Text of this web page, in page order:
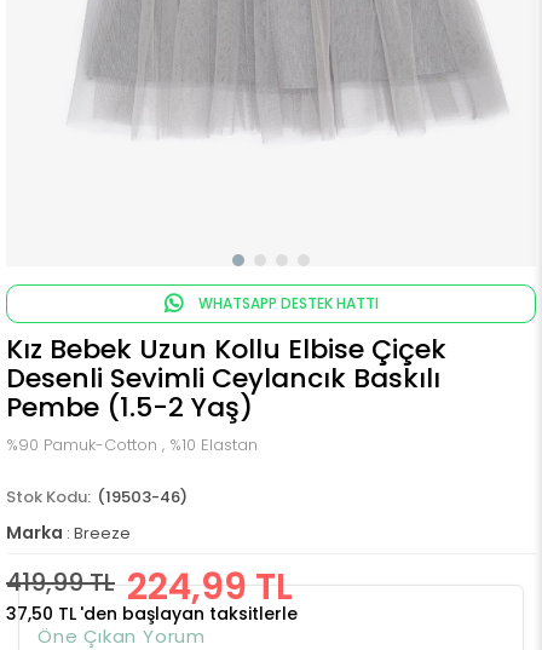
WHATSAPP DESTEK HATTI
Kız Bebek Uzun Kollu Elbise Çiçek
Desenli Sevimli Ceylancık Baskılı
Pembe (1.5-2 Yaş)
%90 Pamuk-Cotton , %10 Elastan
(19503-46)
Marka : Breeze
419,99 TL 224,99 TL
37,50 TL 'den başlayan taksitlerle
Öne Çıkan Yorum